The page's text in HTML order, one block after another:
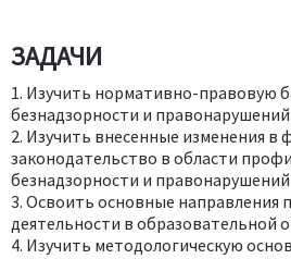
ЗАДАЧИ
1. Изучить нормативно-правовую
безнадзорности и правонарушений
2. Изучить внесенные изменения в
законодательство в области
безнадзорности и
3. Освоить основные направления
деятельности в образовательной
4. Изучить методологическую